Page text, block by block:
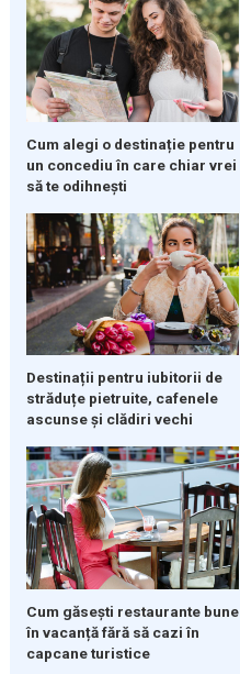
Cum alegi o destinație pentru
un concediu în care chiar vrei
să te odihnești
Destinații pentru iubitorii de
străduțe pietruite, cafenele
ascunse și clădiri vechi
Cum găsești restaurante bune
în vacanță fără să cazi în
capcane turistice